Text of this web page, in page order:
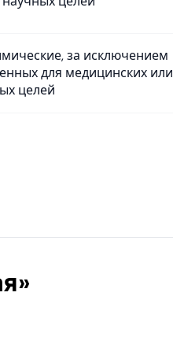
за исключением
для медицинских или
целей